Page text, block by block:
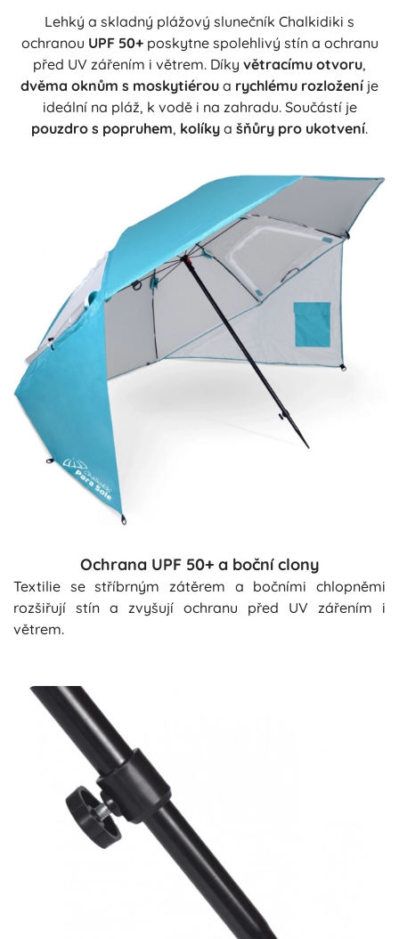
Lehký a skladný plážový slunečník Chalkidiki s
ochranou UPF 50+poskytne spolehlivý stín a ochranu
před UV zářením i větrem. Díky větracímu otvoru,
dvěma oknům s moskytiérou a rychlému rozložení je
ideální na pláž, k vodě i na zahradu. Součástí je
pouzdro s popruhem, kolíky a šňůry pro ukotvení.
Ochrana UPF 50+ a boční clony
Textilie se stříbrným zátěrem a bočními chlopněmi
rozšiřují stín a zvyšují ochranu před UV zářením i
větrem.